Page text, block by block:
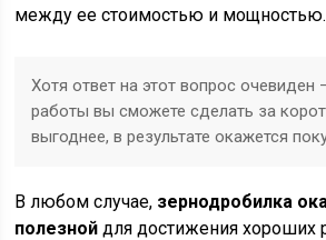
между ее стоимостью и мощностью.
Хотя ответ на этот вопрос очевиден
работы вы сможете сделать за
выгоднее, в результате окажется
В любом случае, зернодробилка
полезной для достижения хороших